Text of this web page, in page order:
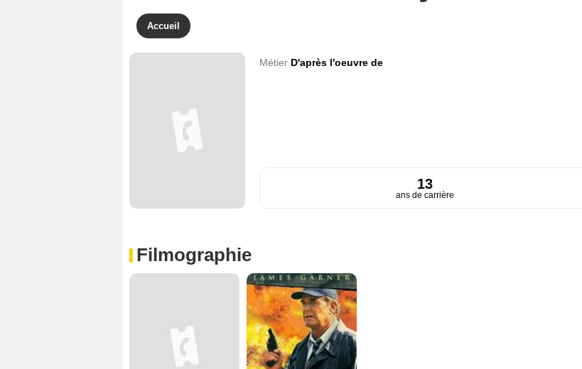
Accueil
Métier D'après l'oeuvre de
13
ans de carrière
Filmographie